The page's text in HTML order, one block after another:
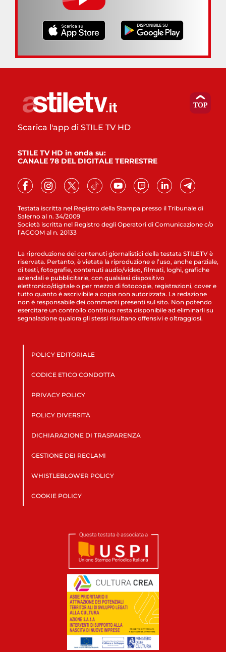
Testata iscritta nel Registro della Stampa presso il Tribunale di
Salerno al n. 34/2009
Società iscritta nel Registro degli Operatori di Comunicazione c/o
l’AGCOM al n. 20133
Scarica l'app di STILE TV HD
STILE TV HD in onda su:
CANALE 78 DEL DIGITALE TERRESTRE
La riproduzione dei contenuti giornalistici della testata STILETV è
riservata. Pertanto, è vietata la riproduzione e l’uso, anche parziale,
di testi, fotografie, contenuti audio/video, filmati, loghi, grafiche
aziendali e pubblicitarie, con qualsiasi dispositivo
elettronico/digitale o per mezzo di fotocopie, registrazioni, cover e
tutto quanto è ascrivibile a copia non autorizzata. La redazione
non è responsabile dei commenti presenti sul sito. Non potendo
esercitare un controllo continuo resta disponibile ad eliminarli su
segnalazione qualora gli stessi risultano offensivi e oltraggiosi.
POLICY EDITORIALE
CODICE ETICO CONDOTTA
PRIVACY POLICY
POLICY DIVERSITÀ
DICHIARAZIONE DI TRASPARENZA
GESTIONE DEI RECLAMI
WHISTLEBLOWER POLICY
COOKIE POLICY